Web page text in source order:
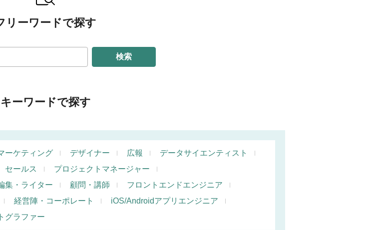
リーワードで探す
検索
キーワードで探す
ーケティング デザイナー 広報
データサイエンティスト
セールス
プロジェクトマネージャー
集・ライター 顧問・講師
フロントエンドエンジニア
経営陣・コーポレート
iOS/Androidアプリエンジニア
グラファー